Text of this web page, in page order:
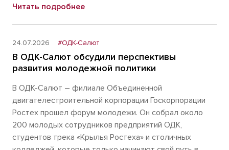
Читать подробнее
24.07.2026 #ОДК-Салют
В ОДК-Салют обсудили перспективы
развития молодежной политики
В ОДК-Салют – филиале Объединенной
двигателестроительной корпорации Госкорпорации
Ростех прошел форум молодежи. Он собрал около
200 молодых сотрудников предприятий ОДК,
студентов трека «Крылья Ростеха» и столичных